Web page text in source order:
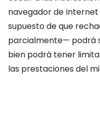
navegador de Internet
supuesto de que
parcialmente— podrá
bien podrá tener
las prestaciones del